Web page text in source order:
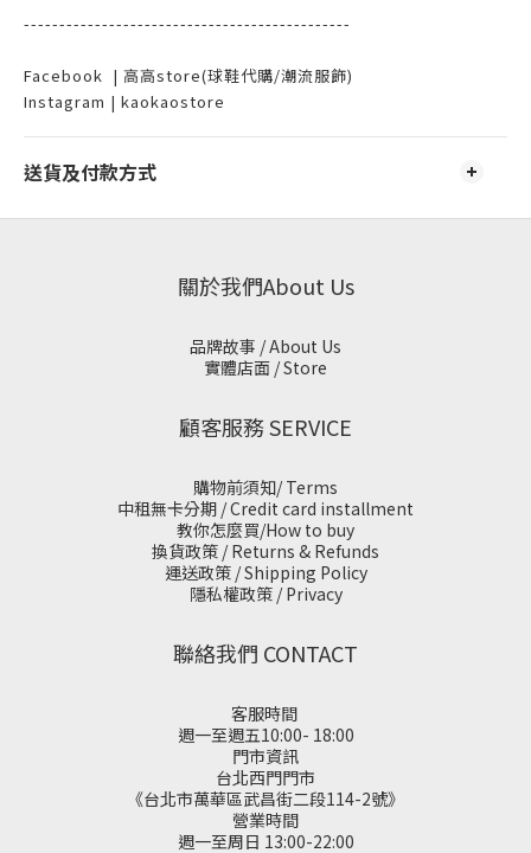
----------------------------------------------
Facebook | 高高store(球鞋代購/潮流服飾)
Instagram | kaokaostore
送貨及付款方式
關於我們About Us
品牌故事 / About Us
實體店面 / Store
顧客服務 SERVICE
購物前須知/ Terms
中租無卡分期 / Credit card installment
教你怎麼買/How to buy
換貨政策 / Returns & Refunds
運送政策 / Shipping Policy
隱私權政策 / Privacy
聯絡我們 CONTACT
客服時間
週一至週五10:00- 18:00
門市資訊
台北西門門市
《台北市萬華區武昌街二段114-2號》
營業時間
週一至周日 13:00-22:00